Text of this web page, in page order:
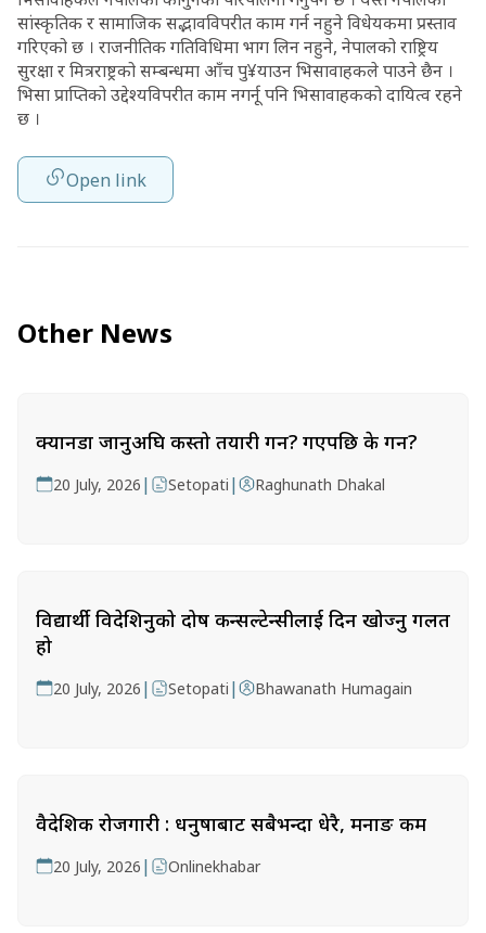
सांस्कृतिक र सामाजिक सद्भावविपरीत काम गर्न नहुने विधेयकमा प्रस्ताव
गरिएको छ । राजनीतिक गतिविधिमा भाग लिन नहुने, नेपालको राष्ट्रिय
सुरक्षा र मित्रराष्ट्रको सम्बन्धमा आँच पु¥याउन भिसावाहकले पाउने छैन ।
भिसा प्राप्तिको उद्देश्यविपरीत काम नगर्नू पनि भिसावाहकको दायित्व रहने
छ ।
Open link
Other News
क्यानडा जानुअघि कस्तो तयारी गर्ने? गएपछि के गर्ने?
20 July, 2026 | Setopati | Raghunath Dhakal
विद्यार्थी विदेशिनुको दोष कन्सल्टेन्सीलाई दिन खोज्नु गलत
हो
20 July, 2026 | Setopati | Bhawanath Humagain
वैदेशिक रोजगारी : धनुषाबाट सबैभन्दा धेरै, मनाङ कम
20 July, 2026 | Onlinekhabar